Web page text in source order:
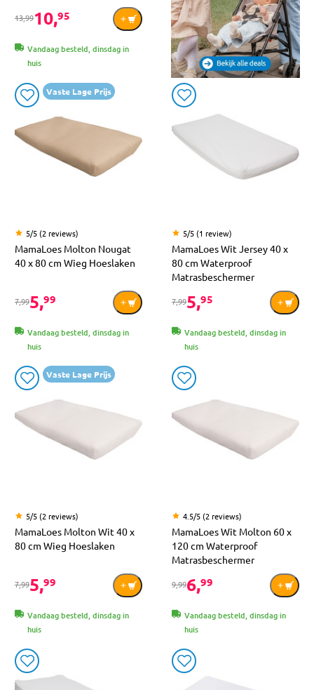
13,9910,95
Vandaag besteld, dinsdag in
huis
Vaste Lage Prijs
5/5 (2 reviews)
MamaLoes Molton Nougat
40 x 80 cm Wieg Hoeslaken
7,995,99
Vandaag besteld, dinsdag in
huis
5/5 (1 review)
MamaLoes Wit Jersey 40 x
80 cm Waterproof
Matrasbeschermer
7,995,95
Vandaag besteld, dinsdag in
huis
Vaste Lage Prijs
5/5 (2 reviews)
MamaLoes Molton Wit 40 x
80 cm Wieg Hoeslaken
7,995,99
Vandaag besteld, dinsdag in
huis
4.5/5 (2 reviews)
MamaLoes Wit Molton 60 x
120 cm Waterproof
Matrasbeschermer
9,996,99
Vandaag besteld, dinsdag in
huis